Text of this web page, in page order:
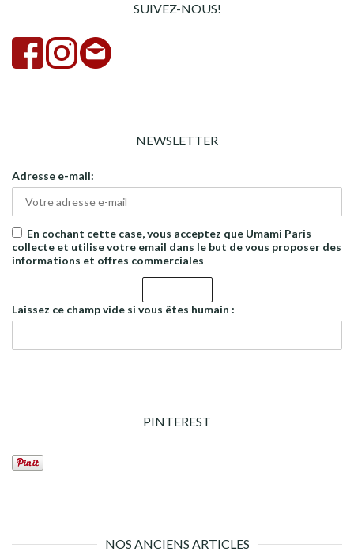
SUIVEZ-NOUS!
NEWSLETTER
Adresse e-mail:
En cochant cette case, vous acceptez que Umami Paris
collecte et utilise votre email dans le but de vous proposer des
informations et offres commerciales
Laissez ce champ vide si vous êtes humain :
PINTEREST
NOS ANCIENS ARTICLES